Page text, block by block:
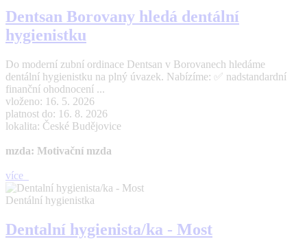
Dentsan Borovany hledá dentální
hygienistku
Do moderní zubní ordinace Dentsan v Borovanech hledáme
dentální hygienistku na plný úvazek. Nabízíme: ✅ nadstandardní
finanční ohodnocení ...
vloženo: 16. 5. 2026
platnost do: 16. 8. 2026
lokalita: České Budějovice
mzda: Motivační mzda
více
Dentální hygienistka
Dentalní hygienista/ka - Most